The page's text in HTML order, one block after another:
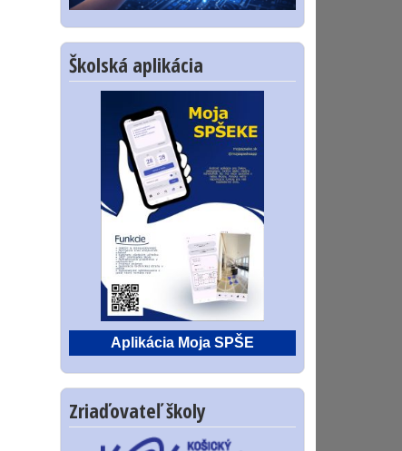
Školská aplikácia
Aplikácia Moja SPŠE
Zriaďovateľ školy